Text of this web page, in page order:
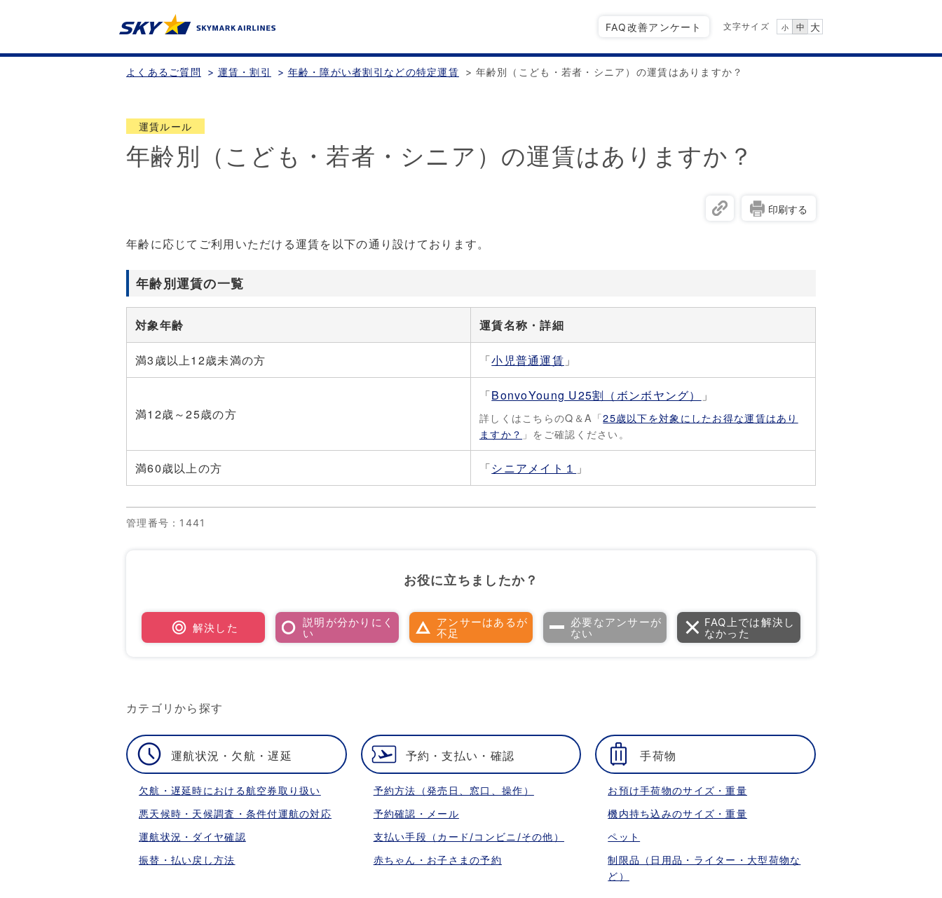
FAQ改善アンケート 文字サイズ 小 中 大
よくあるご質問 > 運賃・割引 > 年齢・障がい者割引などの特定運賃 > 年齢別（こども・若者・シニア）の運賃はありますか？
運賃ルール
年齢別（こども・若者・シニア）の運賃はありますか？
印刷する
年齢に応じてご利用いただける運賃を以下の通り設けております。
年齢別運賃の一覧
対象年齢 運賃名称・詳細
満3歳以上12歳未満の方 「小児普通運賃 」
満12歳～25歳の方
「BonvoYoung U25割（ボンボヤング） 」
詳しくはこちらのQ＆A「25歳以下を対象にしたお得な運賃はあり
ますか？ 」をご確認ください。
満60歳以上の方 「シニアメイト１ 」
管理番号 ：1441
お役に立ちましたか？
解決した
説明が分かりにく
い
アンサーはあるが
不足
必要なアンサーが
ない
FAQ上では解決し
なかった
カテゴリから探す
運航状況・欠航・遅延
欠航・遅延時における航空券取り扱い
悪天候時・天候調査・条件付運航の対応
運航状況・ダイヤ確認
振替・払い戻し方法
予約・支払い・確認
予約方法（発売日、窓口、操作）
予約確認・メール
支払い手段（カード/コンビニ/その他）
赤ちゃん・お子さまの予約
手荷物
お預け手荷物のサイズ・重量
機内持ち込みのサイズ・重量
ペット
制限品（日用品・ライター・大型荷物な
ど）